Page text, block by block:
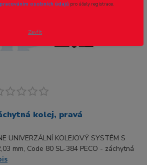
kolej, pravá
UNIVERZÁLNÍ KOLEJOVÝ SYSTÉM S
mm, Code 80 SL-384 PECO - záchytná
osobních údajů pro účely registrace.
Zavřít